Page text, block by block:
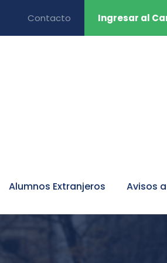
Contacto Ingresar al
Alumnos Extranjeros Avisos